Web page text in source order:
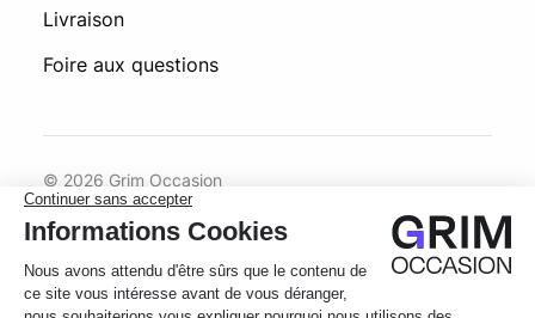
Livraison
Foire aux questions
© 2026 Grim Occasion
Conditions générales d’utilisation
Politique de confidentialité